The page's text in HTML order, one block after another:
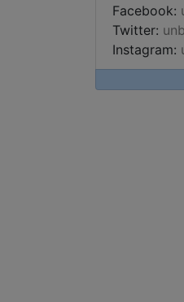
Facebook:
Twitter:
Instagram: